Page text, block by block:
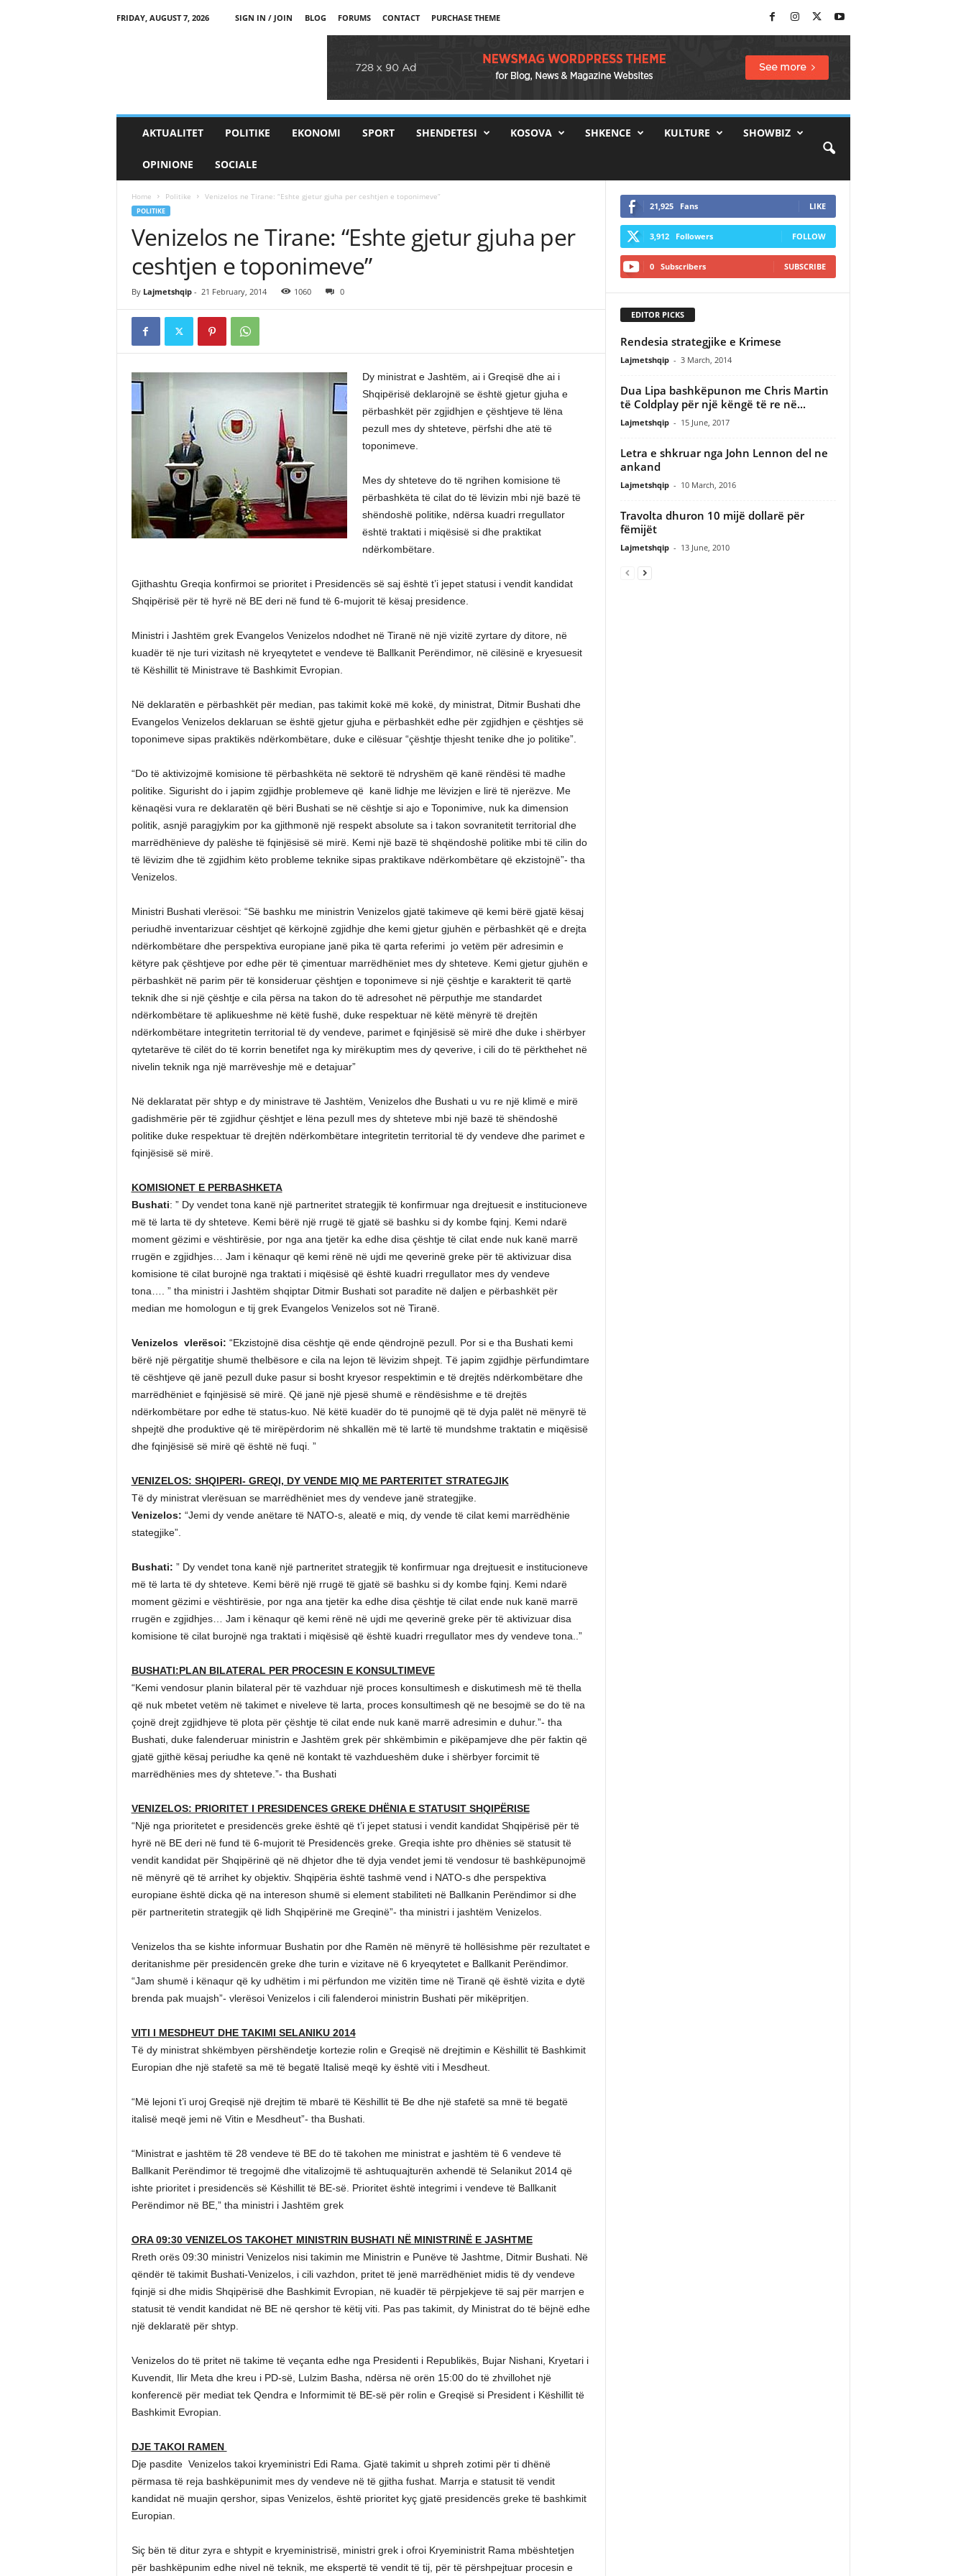
FRIDAY, AUGUST 7, 2026 SIGN IN / JOIN BLOG FORUMS CONTACT PURCHASE THEME
AKTUALITET POLITIKE EKONOMI SPORT SHENDETESI KOSOVA SHKENCE KULTURE SHOWBIZ
OPINIONE SOCIALE
Home Politike Venizelos ne Tirane: “Eshte gjetur gjuha per ceshtjen e toponimeve”
POLITIKE
Venizelos ne Tirane: “Eshte gjetur gjuha per
ceshtjen e toponimeve”
By Lajmetshqip- 21 February, 2014 1060 0
Dy ministrat e Jashtëm, ai i Greqisë dhe ai i
Shqipërisë deklarojnë se është gjetur gjuha e
përbashkët për zgjidhjen e çështjeve të lëna
pezull mes dy shteteve, përfshi dhe atë të
toponimeve.
Mes dy shteteve do të ngrihen komisione të
përbashkëta të cilat do të lëvizin mbi një bazë të
shëndoshë politike, ndërsa kuadri rregullator
është traktati i miqësisë si dhe praktikat
ndërkombëtare.
Gjithashtu Greqia konfirmoi se prioritet i Presidencës së saj është t’i jepet statusi i vendit kandidat
Shqipërisë për të hyrë në BE deri në fund të 6-mujorit të kësaj presidence.
Ministri i Jashtëm grek Evangelos Venizelos ndodhet në Tiranë në një vizitë zyrtare dy ditore, në
kuadër të nje turi vizitash në kryeqytetet e vendeve të Ballkanit Perëndimor, në cilësinë e kryesuesit
të Këshillit të Ministrave të Bashkimit Evropian.
Në deklaratën e përbashkët për median, pas takimit kokë më kokë, dy ministrat, Ditmir Bushati dhe
Evangelos Venizelos deklaruan se është gjetur gjuha e përbashkët edhe për zgjidhjen e çështjes së
toponimeve sipas praktikës ndërkombëtare, duke e cilësuar “çështje thjesht tenike dhe jo politike”.
“Do të aktivizojmë komisione të përbashkëta në sektorë të ndryshëm që kanë rëndësi të madhe
politike. Sigurisht do i japim zgjidhje problemeve që kanë lidhje me lëvizjen e lirë të njerëzve. Me
kënaqësi vura re deklaratën që bëri Bushati se në cështje si ajo e Toponimive, nuk ka dimension
politik, asnjë paragjykim por ka gjithmonë një respekt absolute sa i takon sovranitetit territorial dhe
marrëdhënieve dy palëshe të fqinjësisë së mirë. Kemi një bazë të shqëndoshë politike mbi të cilin do
të lëvizim dhe të zgjidhim këto probleme teknike sipas praktikave ndërkombëtare që ekzistojnë”- tha
Venizelos.
Ministri Bushati vlerësoi: “Së bashku me ministrin Venizelos gjatë takimeve që kemi bërë gjatë kësaj
periudhë inventarizuar cështjet që kërkojnë zgjidhje dhe kemi gjetur gjuhën e përbashkët që e drejta
ndërkombëtare dhe perspektiva europiane janë pika të qarta referimi jo vetëm për adresimin e
këtyre pak çështjeve por edhe për të çimentuar marrëdhëniet mes dy shteteve. Kemi gjetur gjuhën e
përbashkët në parim për të konsideruar çështjen e toponimeve si një çështje e karakterit të qartë
teknik dhe si një çështje e cila përsa na takon do të adresohet në përputhje me standardet
ndërkombëtare të aplikueshme në këtë fushë, duke respektuar në këtë mënyrë të drejtën
ndërkombëtare integritetin territorial të dy vendeve, parimet e fqinjësisë së mirë dhe duke i shërbyer
qytetarëve të cilët do të korrin benetifet nga ky mirëkuptim mes dy qeverive, i cili do të përkthehet në
nivelin teknik nga një marrëveshje më e detajuar”
Në deklaratat për shtyp e dy ministrave të Jashtëm, Venizelos dhe Bushati u vu re një klimë e mirë
gadishmërie për të zgjidhur çështjet e lëna pezull mes dy shteteve mbi një bazë të shëndoshë
politike duke respektuar të drejtën ndërkombëtare integritetin territorial të dy vendeve dhe parimet e
fqinjësisë së mirë.
KOMISIONET E PERBASHKETA
Bushati: ” Dy vendet tona kanë një partneritet strategjik të konfirmuar nga drejtuesit e institucioneve
më të larta të dy shteteve. Kemi bërë një rrugë të gjatë së bashku si dy kombe fqinj. Kemi ndarë
moment gëzimi e vështirësie, por nga ana tjetër ka edhe disa çështje të cilat ende nuk kanë marrë
rrugën e zgjidhjes… Jam i kënaqur që kemi rënë në ujdi me qeverinë greke për të aktivizuar disa
komisione të cilat burojnë nga traktati i miqësisë që është kuadri rregullator mes dy vendeve
tona…. ” tha ministri i Jashtëm shqiptar Ditmir Bushati sot paradite në daljen e përbashkët për
median me homologun e tij grek Evangelos Venizelos sot në Tiranë.
Venizelos vlerësoi: “Ekzistojnë disa cështje që ende qëndrojnë pezull. Por si e tha Bushati kemi
bërë një përgatitje shumë thelbësore e cila na lejon të lëvizim shpejt. Të japim zgjidhje përfundimtare
të cështjeve që janë pezull duke pasur si bosht kryesor respektimin e të drejtës ndërkombëtare dhe
marrëdhëniet e fqinjësisë së mirë. Që janë një pjesë shumë e rëndësishme e të drejtës
ndërkombëtare por edhe të status-kuo. Në këtë kuadër do të punojmë që të dyja palët në mënyrë të
shpejtë dhe produktive që të mirëpërdorim në shkallën më të lartë të mundshme traktatin e miqësisë
dhe fqinjësisë së mirë që është në fuqi. ”
VENIZELOS: SHQIPERI- GREQI, DY VENDE MIQ ME PARTERITET STRATEGJIK
Të dy ministrat vlerësuan se marrëdhëniet mes dy vendeve janë strategjike.
Venizelos: “Jemi dy vende anëtare të NATO-s, aleatë e miq, dy vende të cilat kemi marrëdhënie
stategjike”.
Bushati: ” Dy vendet tona kanë një partneritet strategjik të konfirmuar nga drejtuesit e institucioneve
më të larta të dy shteteve. Kemi bërë një rrugë të gjatë së bashku si dy kombe fqinj. Kemi ndarë
moment gëzimi e vështirësie, por nga ana tjetër ka edhe disa çështje të cilat ende nuk kanë marrë
rrugën e zgjidhjes… Jam i kënaqur që kemi rënë në ujdi me qeverinë greke për të aktivizuar disa
komisione të cilat burojnë nga traktati i miqësisë që është kuadri rregullator mes dy vendeve tona..”
BUSHATI:PLAN BILATERAL PER PROCESIN E KONSULTIMEVE
“Kemi vendosur planin bilateral për të vazhduar një proces konsultimesh e diskutimesh më të thella
që nuk mbetet vetëm në takimet e niveleve të larta, proces konsultimesh që ne besojmë se do të na
çojnë drejt zgjidhjeve të plota për çështje të cilat ende nuk kanë marrë adresimin e duhur.”- tha
Bushati, duke falenderuar ministrin e Jashtëm grek për shkëmbimin e pikëpamjeve dhe për faktin që
gjatë gjithë kësaj periudhe ka qenë në kontakt të vazhdueshëm duke i shërbyer forcimit të
marrëdhënies mes dy shteteve.”- tha Bushati
VENIZELOS: PRIORITET I PRESIDENCES GREKE DHËNIA E STATUSIT SHQIPËRISE
“Një nga prioritetet e presidencës greke është që t’i jepet statusi i vendit kandidat Shqipërisë për të
hyrë në BE deri në fund të 6-mujorit të Presidencës greke. Greqia ishte pro dhënies së statusit të
vendit kandidat për Shqipërinë që në dhjetor dhe të dyja vendet jemi të vendosur të bashkëpunojmë
në mënyrë që të arrihet ky objektiv. Shqipëria është tashmë vend i NATO-s dhe perspektiva
europiane është dicka që na intereson shumë si element stabiliteti në Ballkanin Perëndimor si dhe
për partneritetin strategjik që lidh Shqipërinë me Greqinë”- tha ministri i jashtëm Venizelos.
Venizelos tha se kishte informuar Bushatin por dhe Ramën në mënyrë të hollësishme për rezultatet e
deritanishme për presidencën greke dhe turin e vizitave në 6 kryeqytetet e Ballkanit Perëndimor.
“Jam shumë i kënaqur që ky udhëtim i mi përfundon me vizitën time në Tiranë që është vizita e dytë
brenda pak muajsh”- vlerësoi Venizelos i cili falenderoi ministrin Bushati për mikëpritjen.
VITI I MESDHEUT DHE TAKIMI SELANIKU 2014
Të dy ministrat shkëmbyen përshëndetje kortezie rolin e Greqisë në drejtimin e Këshillit të Bashkimit
Europian dhe një stafetë sa më të begatë Italisë meqë ky është viti i Mesdheut.
“Më lejoni t’i uroj Greqisë një drejtim të mbarë të Këshillit të Be dhe një stafetë sa mnë të begatë
italisë meqë jemi në Vitin e Mesdheut”- tha Bushati.
“Ministrat e jashtëm të 28 vendeve të BE do të takohen me ministrat e jashtëm të 6 vendeve të
Ballkanit Perëndimor të tregojmë dhe vitalizojmë të ashtuquajturën axhendë të Selanikut 2014 që
ishte prioritet i presidencës së Këshillit të BE-së. Prioritet është integrimi i vendeve të Ballkanit
Perëndimor në BE,” tha ministri i Jashtëm grek
ORA 09:30 VENIZELOS TAKOHET MINISTRIN BUSHATI NË MINISTRINË E JASHTME
Rreth orës 09:30 ministri Venizelos nisi takimin me Ministrin e Punëve të Jashtme, Ditmir Bushati. Në
qëndër të takimit Bushati-Venizelos, i cili vazhdon, pritet të jenë marrëdhëniet midis të dy vendeve
fqinjë si dhe midis Shqipërisë dhe Bashkimit Evropian, në kuadër të përpjekjeve të saj për marrjen e
statusit të vendit kandidat në BE në qershor të këtij viti. Pas pas takimit, dy Ministrat do të bëjnë edhe
një deklaratë për shtyp.
Venizelos do të pritet në takime të veçanta edhe nga Presidenti i Republikës, Bujar Nishani, Kryetari i
Kuvendit, Ilir Meta dhe kreu i PD-së, Lulzim Basha, ndërsa në orën 15:00 do të zhvillohet një
konferencë për mediat tek Qendra e Informimit të BE-së për rolin e Greqisë si President i Këshillit të
Bashkimit Evropian.
DJE TAKOI RAMEN
Dje pasdite Venizelos takoi kryeministri Edi Rama. Gjatë takimit u shpreh zotimi për ti dhënë
përmasa të reja bashkëpunimit mes dy vendeve në të gjitha fushat. Marrja e statusit të vendit
kandidat në muajin qershor, sipas Venizelos, është prioritet kyç gjatë presidencës greke të bashkimit
Europian.
Siç bën të ditur zyra e shtypit e kryeministrisë, ministri grek i ofroi Kryeministrit Rama mbështetjen
për bashkëpunim edhe nivel në teknik, me ekspertë të vendit të tij, për të përshpejtuar procesin e
21,925 Fans LIKE
3,912 Followers FOLLOW
0 Subscribers SUBSCRIBE
EDITOR PICKS
Rendesia strategjike e Krimese
Lajmetshqip - 3 March, 2014
Dua Lipa bashkëpunon me Chris Martin
të Coldplay për një këngë të re në...
Lajmetshqip - 15 June, 2017
Letra e shkruar nga John Lennon del ne
ankand
Lajmetshqip - 10 March, 2016
Travolta dhuron 10 mijë dollarë për
fëmijët
Lajmetshqip - 13 June, 2010